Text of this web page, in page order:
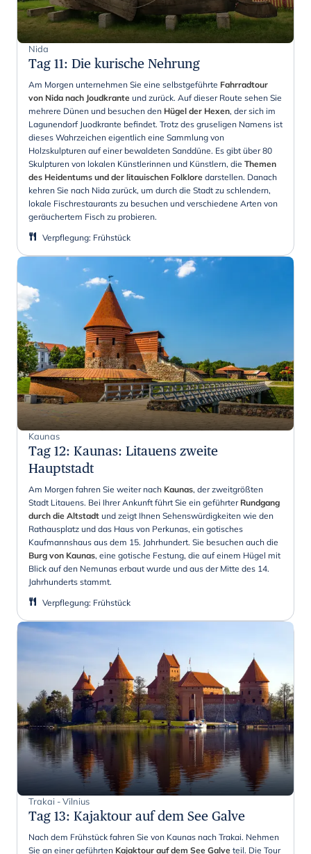
Nida
Tag 11: Die kurische Nehrung
Am Morgen unternehmen Sie eine selbstgeführte Fahrradtour
von Nida nach Joudkrante und zurück. Auf dieser Route sehen Sie
mehrere Dünen und besuchen den Hügel der Hexen, der sich im
Lagunendorf Juodkrante befindet. Trotz des gruseligen Namens ist
dieses Wahrzeichen eigentlich eine Sammlung von
Holzskulpturen auf einer bewaldeten Sanddüne. Es gibt über 80
Skulpturen von lokalen Künstlerinnen und Künstlern, die Themen
des Heidentums und der litauischen Folklore darstellen. Danach
kehren Sie nach Nida zurück, um durch die Stadt zu schlendern,
lokale Fischrestaurants zu besuchen und verschiedene Arten von
geräuchertem Fisch zu probieren.
Verpflegung: Frühstück
Kaunas
Tag 12: Kaunas: Litauens zweite
Hauptstadt
Am Morgen fahren Sie weiter nach Kaunas, der zweitgrößten
Stadt Litauens. Bei Ihrer Ankunft führt Sie ein geführter Rundgang
durch die Altstadt und zeigt Ihnen Sehenswürdigkeiten wie den
Rathausplatz und das Haus von Perkunas, ein gotisches
Kaufmannshaus aus dem 15. Jahrhundert. Sie besuchen auch die
Burg von Kaunas, eine gotische Festung, die auf einem Hügel mit
Blick auf den Nemunas erbaut wurde und aus der Mitte des 14.
Jahrhunderts stammt.
Verpflegung: Frühstück
Trakai - Vilnius
Tag 13: Kajaktour auf dem See Galve
Nach dem Frühstück fahren Sie von Kaunas nach Trakai. Nehmen
Sie an einer geführten Kajaktour auf dem See Galve teil. Die Tour